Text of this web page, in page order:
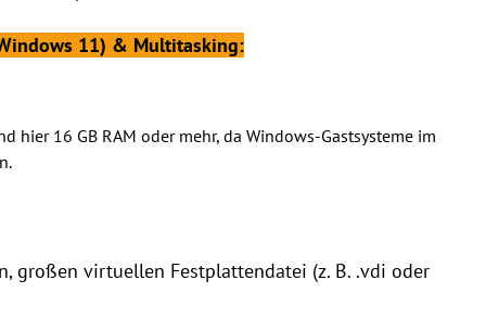
11) & Multitasking:
hier 16 GB RAM oder mehr, da Windows-Gastsysteme im
großen virtuellen Festplattendatei (z. B. .vdi oder